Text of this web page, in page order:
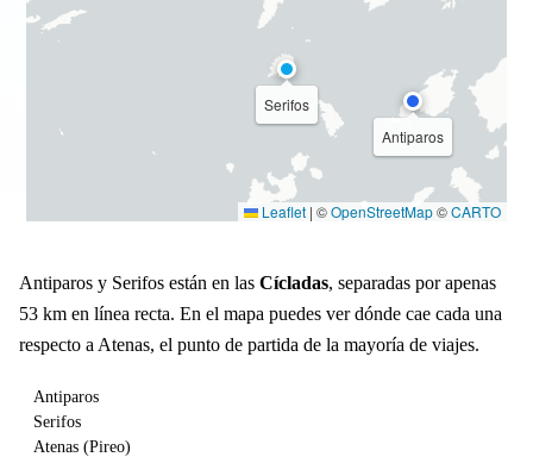
Antiparos
Serifos
Leaflet | ©OpenStreetMap©CARTO
Antiparos y Serifos están en las Cícladas, separadas por apenas
53 km en línea recta. En el mapa puedes ver dónde cae cada una
respecto a Atenas, el punto de partida de la mayoría de viajes.
Antiparos
Serifos
Atenas (Pireo)